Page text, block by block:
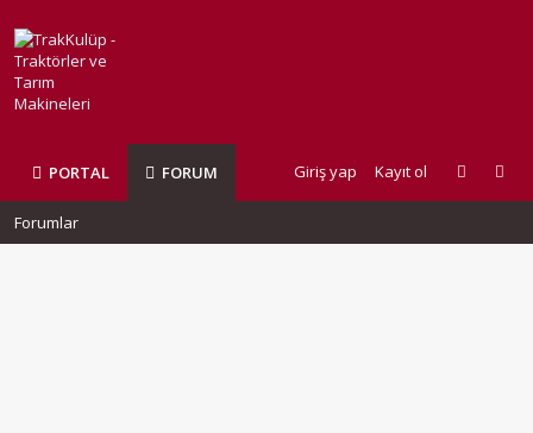
PORTAL FORUM Giriş yap Kayıt ol
Forumlar